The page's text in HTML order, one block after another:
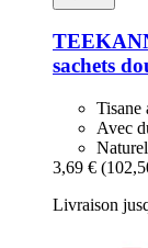
sachets
Tisane
Avec
3,69 €
Livraison